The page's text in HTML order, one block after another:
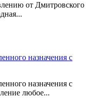
от Дмитровского
назначения с
назначения с
любое...